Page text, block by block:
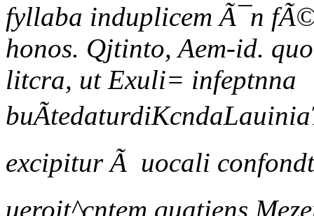
fyllaba induplicem Ã¯n
honos. Qjtinto, Aem-id.
litcra, ut Exuli= infeptnna
excipitur Ã uocali
ueroit^cntem quatiens